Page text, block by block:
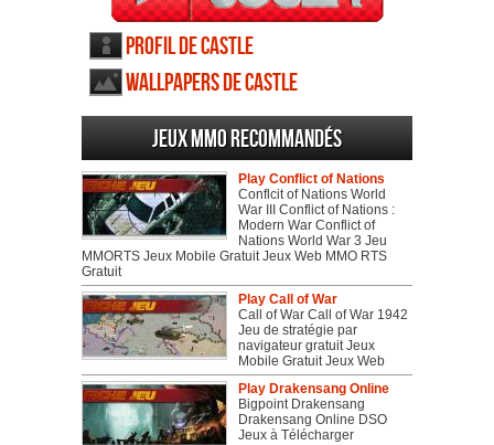
Profil de Castle
Wallpapers de Castle
Jeux MMO recommandés
Play Conflict of Nations
Conflcit of Nations World
War III Conflict of Nations :
Modern War Conflict of
Nations World War 3 Jeu
MMORTS Jeux Mobile Gratuit Jeux Web MMO RTS
Gratuit
Play Call of War
Call of War Call of War 1942
Jeu de stratégie par
navigateur gratuit Jeux
Mobile Gratuit Jeux Web
Play Drakensang Online
Bigpoint Drakensang
Drakensang Online DSO
Jeux à Télécharger